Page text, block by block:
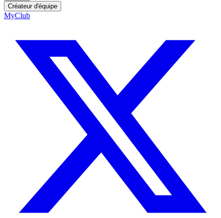
Créateur d'équipe
MyClub